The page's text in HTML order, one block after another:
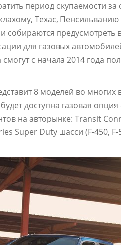
период окупаемости за
Техас,
собираются
для газовых
с начала 2014 года
8 моделей во многих
доступна газовая
на авторынке: Transit
Super Duty шасси (F-450, F-